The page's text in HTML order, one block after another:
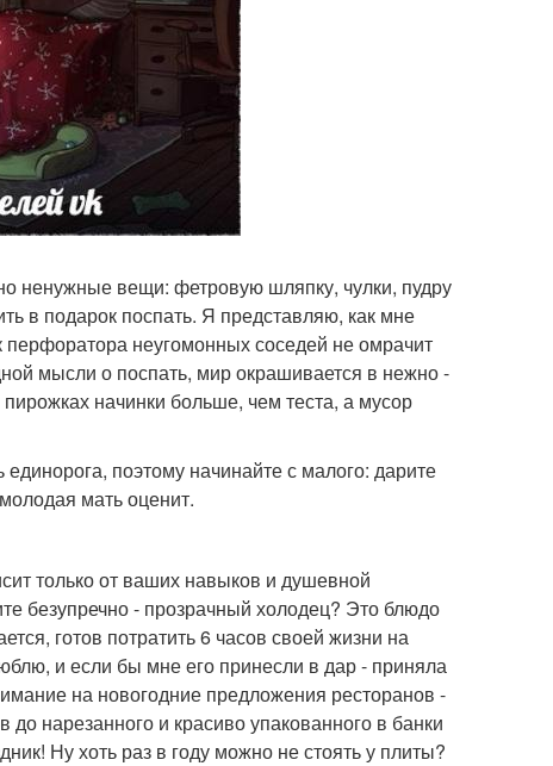
ненужные вещи: фетровую шляпку, чулки, пудру
в подарок поспать. Я представляю, как мне
перфоратора неугомонных соседей не омрачит
мысли о поспать, мир окрашивается в нежно -
начинки больше, чем теста, а мусор
поэтому начинайте с малого: дарите
мать оценит.
только от ваших навыков и душевной
безупречно - прозрачный холодец? Это блюдо
готов потратить 6 часов своей жизни на
и если бы мне его принесли в дар - приняла
на новогодние предложения ресторанов -
нарезанного и красиво упакованного в банки
Ну хоть раз в году можно не стоять у плиты?